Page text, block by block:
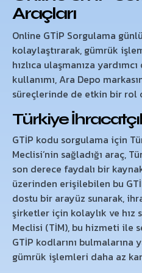
Araçları
Online GTİP Sorgulama
kolaylaştırarak, gümrük
hızlıca ulaşmanıza
kullanımı, Ara Depo
süreçlerinde de etkin bir rol
Türkiye
GTİP kodu sorgulama için
Meclisi’nin sağladığı araç,
son derece faydalı bir
üzerinden erişilebilen bu
dostu bir arayüz sunarak,
şirketler için kolaylık ve hız
Meclisi (TİM), bu hizmeti ile
GTİP kodlarını bulmalarına
gümrük işlemleri daha az